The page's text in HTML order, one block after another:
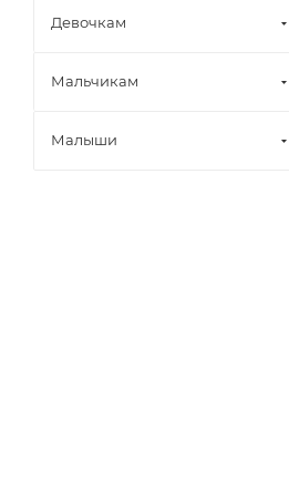
Девочкам
Мальчикам
Малыши